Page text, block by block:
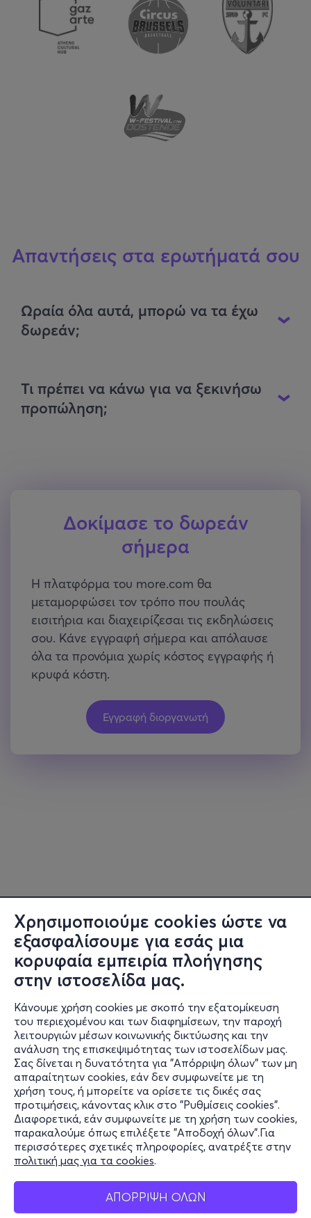
Χρησιμοποιούμε cookies ώστε να
εξασφαλίσουμε για εσάς μια
κορυφαία εμπειρία πλοήγησης
στην ιστοσελίδα μας.
Κάνουμε χρήση cookies με σκοπό την εξατομίκευση
του περιεχομένου και των διαφημίσεων, την παροχή
λειτουργιών μέσων κοινωνικής δικτύωσης και την
ανάλυση της επισκεψιμότητας των ιστοσελίδων μας.
Σας δίνεται η δυνατότητα για "Απόρριψη όλων" των μη
απαραίτητων cookies, εάν δεν συμφωνείτε με τη
χρήση τους, ή μπορείτε να ορίσετε τις δικές σας
προτιμήσεις, κάνοντας κλικ στο "Ρυθμίσεις cookies".
Διαφορετικά, εάν συμφωνείτε με τη χρήση των cookies,
παρακαλούμε όπως επιλέξετε "Αποδοχή όλων".Για
περισσότερες σχετικές πληροφορίες, ανατρέξτε στην
πολιτική μας για τα cookies.
ΑΠΟΡΡΙΨΗ ΟΛΩΝ